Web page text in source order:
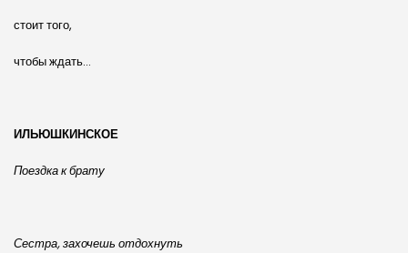
стоит того,
чтобы ждать…
ИЛЬЮШКИНСКОЕ
Поездка к брату
Сестра, захочешь отдохнуть